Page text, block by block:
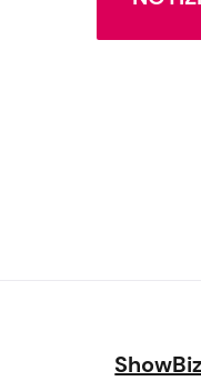
ShowBiz